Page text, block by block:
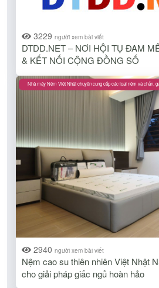
3229 người xem bài viết
DTDD.NET – NƠI HỘI TỤ ĐAM
& KẾT NỐI CỘNG ĐỒNG SỐ
Nhà máy Nệm Việt Nhật chuyên cung cấp các loại nệm và chăn,
2940 người xem bài viết
Nệm cao su thiên nhiên Việt Nhật
cho giải pháp giấc ngủ hoàn hảo